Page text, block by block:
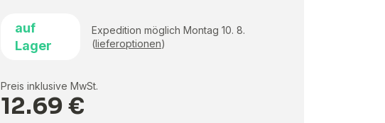
auf
Lager
Expedition möglich Montag 10. 8.
(lieferoptionen)
Preis inklusive MwSt.
12.69 €